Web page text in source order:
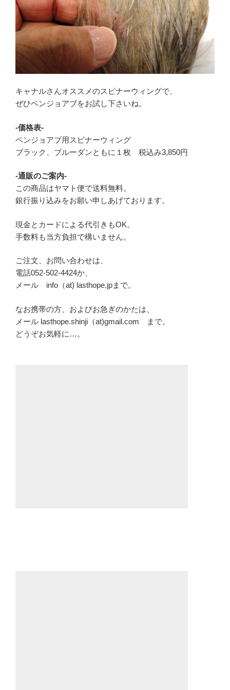
キャナルさんオススメのスピナーウィングで、
ぜひベンジョアブをお試し下さいね。
-価格表-
ベンジョアブ用スピナーウィング
ブラック、ブルーダンともに１枚 税込み3,850円
-通販のご案内-
この商品はヤマト便で送料無料。
銀行振り込みをお願い申しあげております。
現金とカードによる代引きもOK。
手数料も当方負担で構いません。
ご注文、お問い合わせは、
電話052-502-4424か、
メール info（at) lasthope.jpまで。
なお携帯の方、およびお急ぎのかたは、
メール lasthope.shinji（at)gmail.com まで。
どうぞお気軽に…。